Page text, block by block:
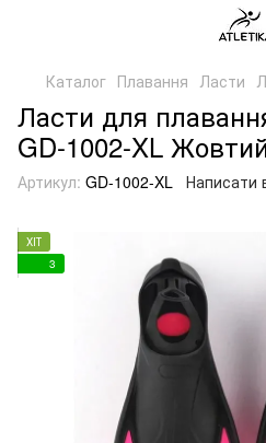
Каталог Плавання Ласти
Ласти для
GD-1002-XL
Артикул: GD-1002-XL Написати
ХІТ
3